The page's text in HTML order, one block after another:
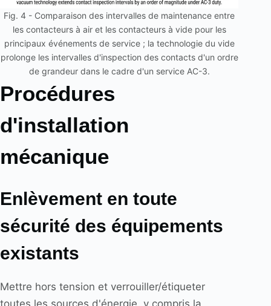
Fig. 4 - Comparaison des intervalles de maintenance entre
les contacteurs à air et les contacteurs à vide pour les
principaux événements de service ; la technologie du vide
prolonge les intervalles d'inspection des contacts d'un ordre
de grandeur dans le cadre d'un service AC-3.
Procédures
d'installation
mécanique
Enlèvement en toute
sécurité des équipements
existants
Mettre hors tension et verrouiller/étiqueter
toutes les sources d'énergie, y compris la